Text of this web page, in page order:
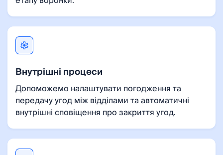
Внутрішні процеси
Допоможемо налаштувати погодження та
передачу угод між відділами та автоматичні
внутрішні сповіщення про закриття угод.